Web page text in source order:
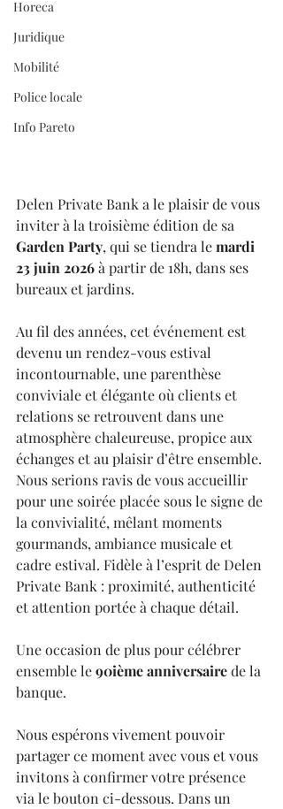
Horeca
Juridique
Mobilité
Police locale
Info Pareto
Delen Private Bank a le plaisir de vous
inviter à la troisième édition de sa
Garden Party, qui se tiendra le mardi
23 juin 2026 à partir de 18h, dans ses
bureaux et jardins.
Au fil des années, cet événement est
devenu un rendez-vous estival
incontournable, une parenthèse
conviviale et élégante où clients et
relations se retrouvent dans une
atmosphère chaleureuse, propice aux
échanges et au plaisir d’être ensemble.
Nous serions ravis de vous accueillir
pour une soirée placée sous le signe de
la convivialité, mêlant moments
gourmands, ambiance musicale et
cadre estival. Fidèle à l’esprit de Delen
Private Bank : proximité, authenticité
et attention portée à chaque détail.
Une occasion de plus pour célébrer
ensemble le 90ième anniversaire de la
banque.
Nous espérons vivement pouvoir
partager ce moment avec vous et vous
invitons à confirmer votre présence
via le bouton ci-dessous. Dans un